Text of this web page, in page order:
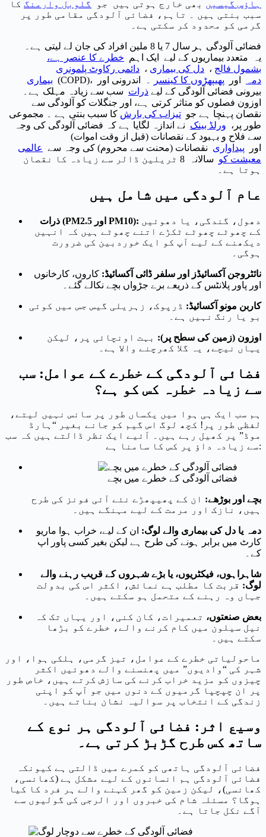
ہاؤس گیسیں بھی خارج ہوتی ہیں جو گلوبل وارمنگ کا
سبب بنتی ہیں ۔ تاہم، فضائی آلودگی مقامی طور پر
گرمی کو محدود کر سکتی ہے۔
فضائی آلودگی ہر سال 7 یا 8 ملین افراد کی جان لے لیتی ہے۔
یہ متعدد بیماریوں کے لیے ایک اہم خطرے کا عنصر ہے،
بشمول فالج ، دل کی بیماری ، دائمی رکاوٹ پلمونری
بیماری (COPD)، دمہ اور پھیپھڑوں کا کینسر
۔ اندرونی اور
بیرونی فضائی آلودگی کے لیے ذرات سب سے زیادہ مہلک ہے۔
اوزون فصلوں کو متاثر کرتی ہے، اور جنگلات کو آلودگی سے
نقصان پہنچا ہے جو تیزاب کی بارش کا سبب بنتی ہے ۔ مجموعی
طور پر، ورلڈ بینک نے اندازہ لگایا ہے کہ فضائی آلودگی کی وجہ
سے فلاح و بہبود کے نقصانات (قبل از وقت اموات)
اور پیداواری نقصانات (محنت سے محروم) کی وجہ سے
عالمی
معیشت کو
سالانہ 8 ٹریلین ڈالر سے زیادہ کا نقصان
ہوتا ہے۔
عام آلودگی میں شامل ہیں
ذرات (PM2.5 اور PM10):
کے چھوٹے چھوٹے ٹکڑے اتنے چھوٹے ہیں کہ انہیں
دیکھنے کے لیے آپ کو ایک خوردبین کی ضرورت
ہوگی۔
نائٹروجن آکسائیڈز اور سلفر ڈائی آکسائیڈ: کاروں، کارخانوں
اور پاور پلانٹس کے ذریعے برے جڑواں بچے نکالے گئے۔
کاربن مونو آکسائیڈ: ڈرپوک، زہریلی گیس جس میں کوئی
بو یا رنگ نہیں ہے۔
اوزون (زمین کی سطح پر): بہت اونچائی پر، لیکن
یہاں نیچے، یہ گلا کھرچنے والا ہے۔
فضائی آلودگی کے خطرے کے عوامل: سب
سے زیادہ خطرہ کس کو ہے؟
ہم سب ایک ہی ہوا میں یکساں طور پر سانس نہیں لیتے،
لفظی طور پر! کچھ لوگ اس گیم کو جانے بغیر “ہارڈ
موڈ” پر کھیل رہے ہیں۔ آئیے ایک نظر ڈالتے ہیں کہ سب
سے زیادہ داؤ پر کس کا سامنا ہے:
فضائی آلودگی کے خطرے میں بچے
بچے اور بوڑھے: ان کے پھیپھڑے نئے آئی فونز کی طرح
ہیں، نازک اور مرمت کے لیے مہنگے ہیں۔
دمہ یا دل کی بیماری والے لوگ: ان کے لیے، خراب ہوا ماریو
کارٹ میں برابر ہونے کی طرح ہے لیکن بغیر کسی پاور اپ
کے۔
شاہراہوں، فیکٹریوں، یا بڑے شہروں کے قریب رہنے والے
لوگ: قربت کا مطلب ہے نمائش، اکثر اس کی بدولت
جہاں وہ رہنے کے متحمل ہو سکتے ہیں۔
بعض صنعتوں، تعمیرات، کان کنی، اور یہاں تک کہ
نیل سیلون میں کام کرنے والے، خطرے کو بڑھا
سکتے ہیں۔
ماحولیاتی خطرے کے عوامل، تیز گرمی، ہلکی ہوا، اور
شہر کی “وادیوں” میں پھنسنے والے دھوئیں اکثر
چیزوں کو مزید خراب کرنے کی سازش کرتے ہیں، خاص طور
پر ان چپچپا گرمیوں کے دنوں میں جو آپ کو اپنی
زندگی کے انتخاب پر سوالیہ نشان بناتے ہیں۔
وسیع اثر: فضائی آلودگی ہر نوع کے
ساتھ کس طرح گڑبڑ کرتی ہے۔
فضائی آلودگی ہم انسانوں کے لیے مشکل ہے (کھانسی،
کھانسی)، لیکن زمین کو گھر کہنے والے ہر فرد کا کیا
ہوگا؟ مسئلہ شام کی خبروں اور الرجی کی گولیوں سے
آگے نکل جاتا ہے۔